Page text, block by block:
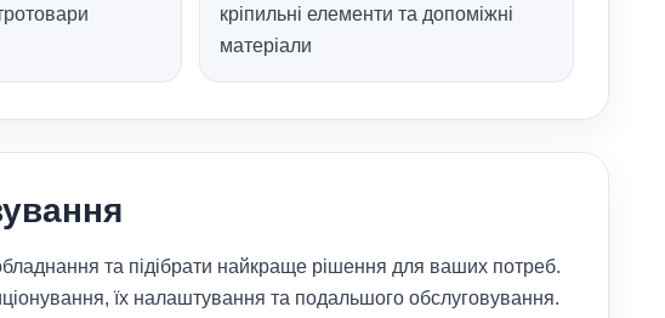
кріпильні елементи та допоміжні
матеріали
та підібрати найкраще рішення для ваших потреб.
їх налаштування та подальшого обслуговування.